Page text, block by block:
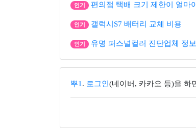
인기 편의점 택배 크기 제한이 얼마
인기 갤럭시S7 배터리 교체 비용
인기 유명 퍼스널컬러 진단업체 정
뿌1 . 로그인 (네이버, 카카오 등)을 하